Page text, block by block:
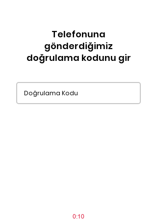
Telefonuna
gönderdiğimiz
doğrulama kodunu gir
0:10